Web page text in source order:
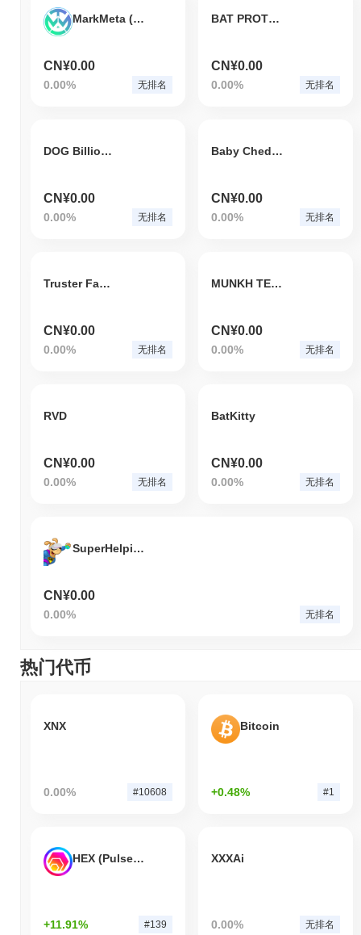
MarkMeta (BSC)
CN¥0.00
0.00% 无排名
BAT PROTOCOL
CN¥0.00
0.00% 无排名
DOG Billionaire COIN
CN¥0.00
0.00% 无排名
Baby Chedda
CN¥0.00
0.00% 无排名
Truster Fan Token
CN¥0.00
0.00% 无排名
MUNKH TENGERIN KHUCHIN DOR
CN¥0.00
0.00% 无排名
RVD
CN¥0.00
0.00% 无排名
BatKitty
CN¥0.00
0.00% 无排名
SuperHelpingDoge
CN¥0.00
0.00% 无排名
热门代币
XNX
0.00% #10608
Bitcoin
+0.48% #1
HEX (Pulsechain)
+11.91% #139
XXXAi
0.00% 无排名